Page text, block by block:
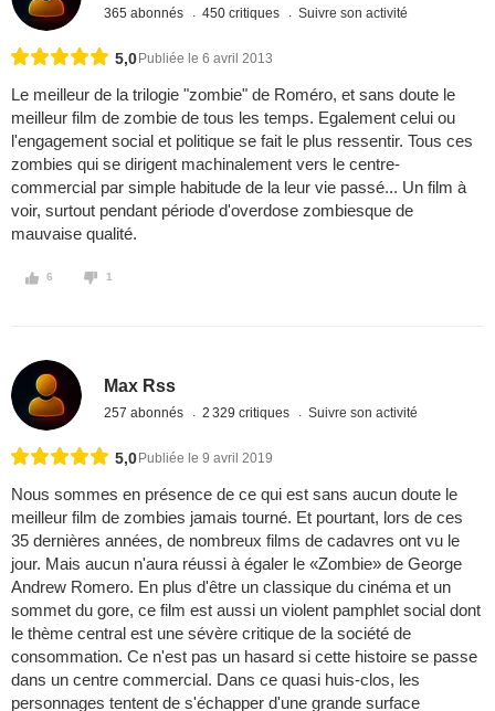
365 abonnés 450 critiques Suivre son activité
5,0 Publiée le 6 avril 2013
Le meilleur de la trilogie "zombie" de Roméro, et sans doute le
meilleur film de zombie de tous les temps. Egalement celui ou
l'engagement social et politique se fait le plus ressentir. Tous ces
zombies qui se dirigent machinalement vers le centre-
commercial par simple habitude de la leur vie passé... Un film à
voir, surtout pendant période d'overdose zombiesque de
mauvaise qualité.
6 1
Max Rss
257 abonnés 2 329 critiques Suivre son activité
5,0 Publiée le 9 avril 2019
Nous sommes en présence de ce qui est sans aucun doute le
meilleur film de zombies jamais tourné. Et pourtant, lors de ces
35 dernières années, de nombreux films de cadavres ont vu le
jour. Mais aucun n'aura réussi à égaler le «Zombie» de George
Andrew Romero. En plus d'être un classique du cinéma et un
sommet du gore, ce film est aussi un violent pamphlet social dont
le thème central est une sévère critique de la société de
consommation. Ce n'est pas un hasard si cette histoire se passe
dans un centre commercial. Dans ce quasi huis-clos, les
personnages tentent de s'échapper d'une grande surface